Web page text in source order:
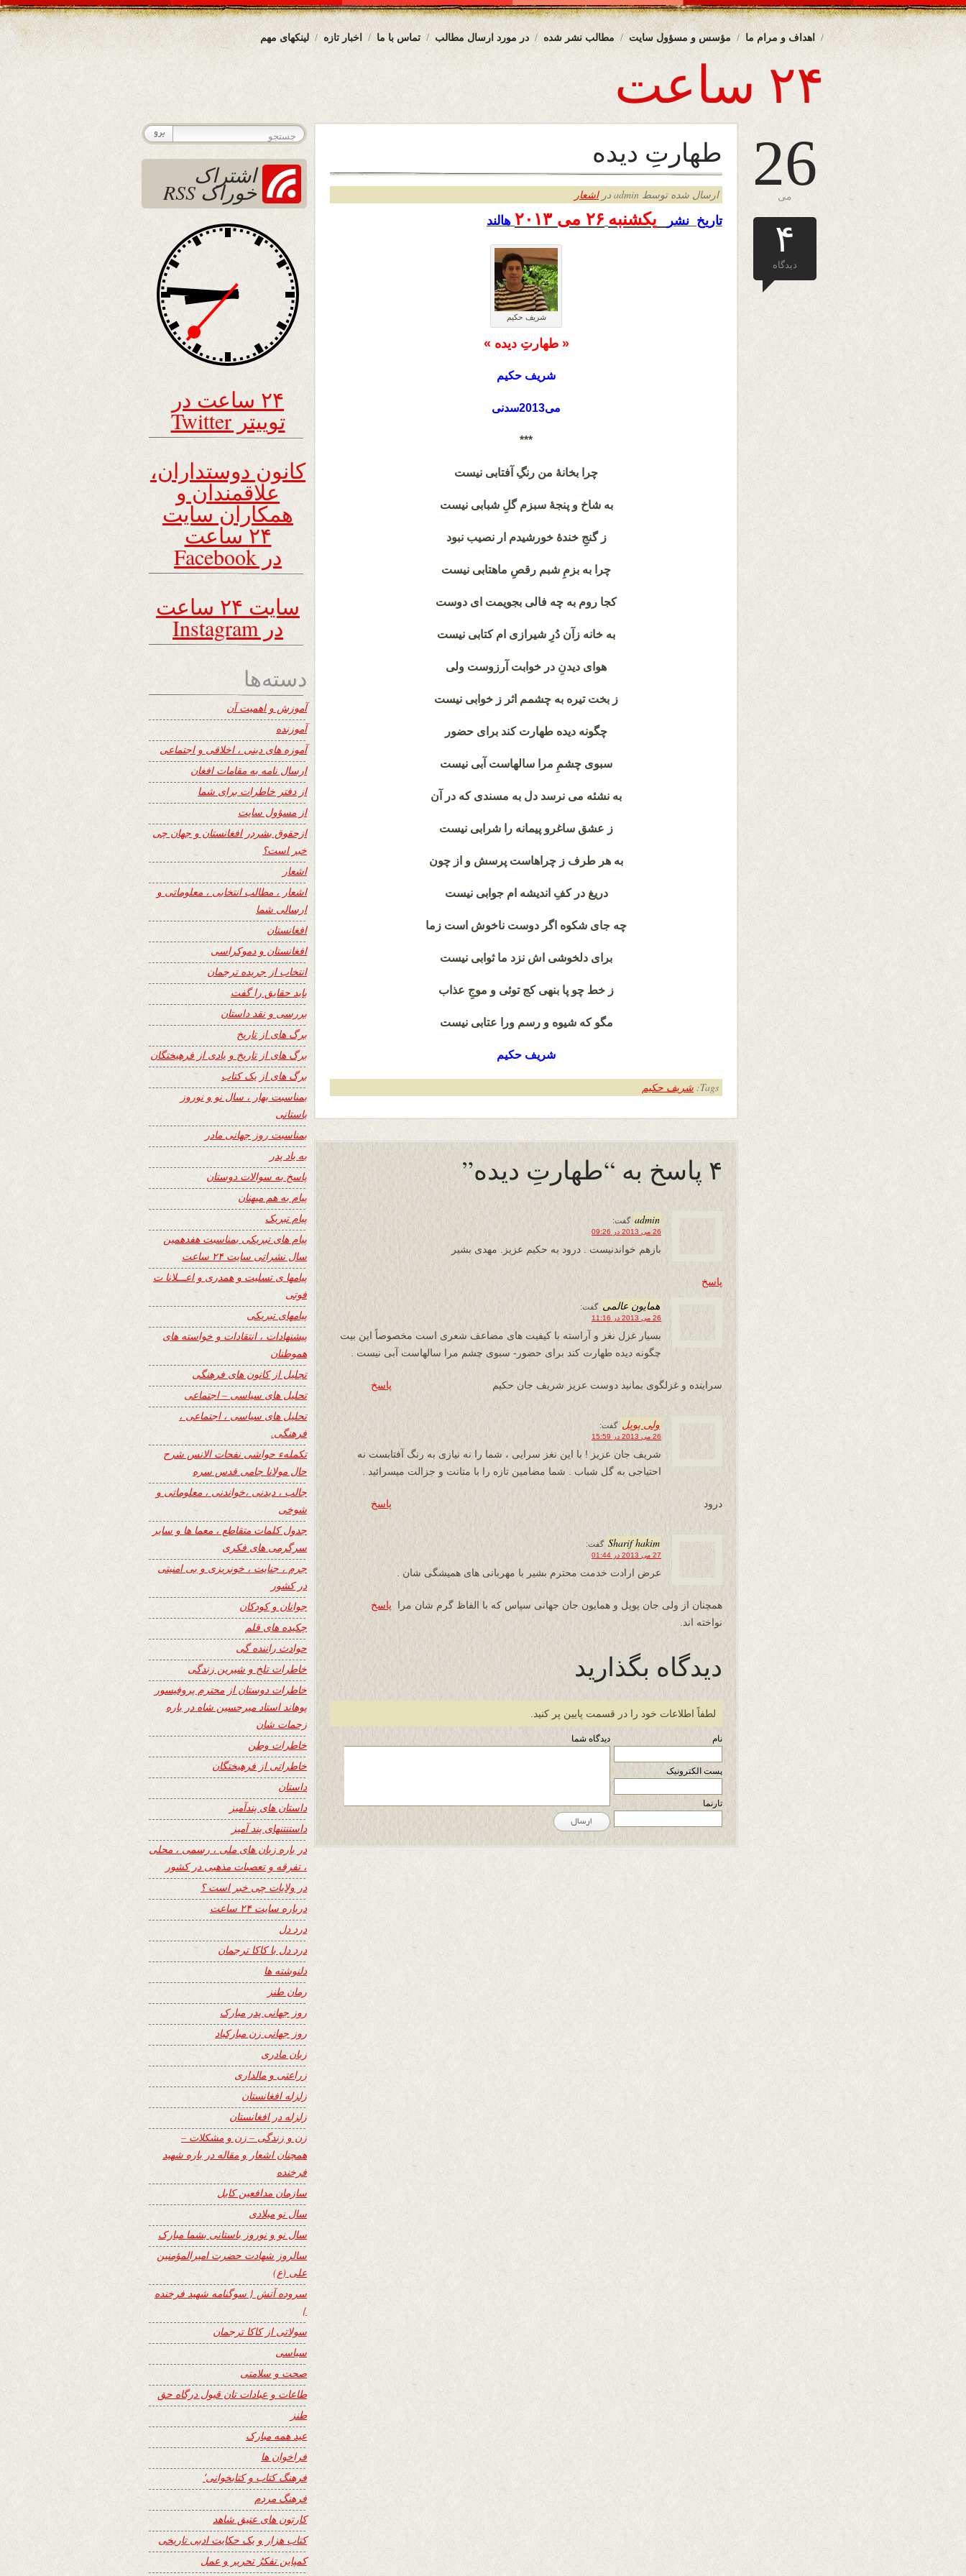
لینکهای مهم اخبار تازه تماس با ما در مورد ارسال مطالب مطالب نشر شده مؤسس و مسؤول سایت اهداف و مرام ما
۲۴ ساعت
26
می
۴
دیدگاه
طهارتِ دیده
ارسال شده توسط admin در اشعار
تاریخ نشر یکشنبه ۲۶ می ۲۰۱۳ هالند
شریف حکیم
« طهارتِ دیده »
شریف حکیم
می2013سدنی
***
چرا بخانۀ من رنگِ آفتابی نیست
به شاخ و پنجۀ سبزم گلِ شبابی نیست
ز گنجِ خندۀ خورشیدم ار نصیب نبود
چرا به بزمِ شبم رقصِ ماهتابی نیست
کجا روم به چه فالی بجویمت ای دوست
به خانه زآن دُرِ شیرازی ام کتابی نیست
هوای دیدنِ در خوابت آرزوست ولی
ز بخت تیره به چشمم اثر ز خوابی نیست
چگونه دیده طهارت کند برای حضور
سبوی چشمِ مرا سالهاست آبی نیست
به نشئه می نرسد دل به مسندی که در آن
ز عشق ساغرو پیمانه را شرابی نیست
به هر طرف ز چراهاست پرسش و از چون
دریغ در کفِ اندیشه ام جوابی نیست
چه جای شکوه اگر دوست ناخوش است زما
برای دلخوشی اش نزد ما ثوابی نیست
ز خط چو پا بنهی کج توئی و موجِ عذاب
مگو که شیوه و رسم ورا عتابی نیست
شریف حکیم
Tags: شریف حکیم
۴ پاسخ به “طهارتِ دیده”
admin گفت:
26 می 2013 در 09:26
بازهم خواندنیست . درود به حکیم عزیز. مهدی بشیر
پاسخ
همایون عالمی گفت:
26 می 2013 در 11:16
بسیار غزل نغز و آراسته با کیفیت های مضاعف شعری است مخصوصاً این بیت
چگونه دیده طهارت کند برای حضور- سبوی چشم مرا سالهاست آبی نیست .
سراینده و غزلگوی بمانید دوست عزیز شریف جان حکیم پاسخ
ولی پوپل گفت:
26 می 2013 در 15:59
شریف جان عزیز ! با این نغز سرایی ، شما را نه نیازی به رنگ آفتابست نه
احتیاجی به گل شباب . شما مضامین تازه را با متانت و جزالت میسرائید .
درود پاسخ
Sharif hakim گفت:
27 می 2013 در 01:44
عرض ارادت خدمت محترم بشير با مهربانى هاى هميشگى شان .
همچنان از ولى جان پوپل و همايون جان جهانى سپاس كه با الفاظ گرم شان مرا
نواخته اند.
پاسخ
دیدگاه بگذارید
لطفاً اطلاعات خود را در قسمت پایین پر کنید.
نام
پست الکترونیک
تارنما
دیدگاه شما
اشتراک
خوراک RSS
۲۴ ساعت در
توییتر Twitter
کانون دوستداران،
علاقمندان و
همکاران سایت
۲۴ ساعت
در Facebook
سایت ۲۴ ساعت
در Instagram
دسته‌ها
آموزش و اهمیت آن
آموزنده
آموزه های دینی ، اخلاقی و اجتماعی
ارسال نامه به مقامات افغان
از دفتر خاطرات برای شما
از مسؤول سایت
ازحقوق بشردر افغانستان و جهان چی
خبر است؟
اشعار
اشعار ، مطالب انتخابی ، معلوماتی و
ارسالی شما
افغانستان
افغانستان و دموکراسی
انتخاب از جریده ترجمان
باید حقایق را گفت
بررسی و نقد داستان
برگ های از تاریخ
برگ های از تاریخ و یادی از فرهیختگان
برگ های از یک کتاب
بمناسبت بهار ، سال نو و نوروز
باستانی
بمناسبت روز جهانی مادر
به یاد پدر
پاسخ به سوالات دوستان
پیام به هم میهنان
پیام تبریک
پیام های تبریکی بمناسبت هفدهمین
سال نشراتی سایت ۲۴ ساعت
پیامها ی تسلیت و همدری و اعـــلانا ت
فوتی
پیامهای تبریکی
پیشنهادات ، انتقادات و خواسته های
هموطنان
تجلیل از کانون های فرهنگی
تحلیل های سیاسی – اجتماعی
تحلیل های سیاسی ، اجتماعی ،
فرهنگی.
تکملهء حواشی نفحات الانس شرح
حال مولانا جامی قدس سره
جالب ، دیدنی ،خواندنی ، معلوماتی و
شوخی
جدول کلمات متقاطع ، معما ها و سایر
سرگرمی های فکری
جرم ، جنایت ، خونریزی و بی امنیتی
در کشور
جوانان و کودکان
چکیده های قلم
حوادث راننده گی
خاطرات تلخ و شیرین زندگی
خاطرات دوستان از محترم پروفیسور
پوهاند استاد میرحسین شاه در باره
زحمات شان
خاطرات وطن
خاطراتی از فرهیختگان
داستان
داستان های پندآمیز
داستنتنهای پند آمیز
در باره زبان های ملی ، رسمی ، محلی
، تفرقه و تعصبات مذهبی در کشور
در ولایات چی خبر است ؟
درباره سایت ۲۴ ساعت
درد دل
درد دل با کاکا ترجمان
دلنوشته ها
رمان طنز
روز جهانی پدر مبارک
روز جهانی زن مبارکباد
زبان مادری
زراعتی و مالداری
زلزله افغانستان
زلزله در افغانستان
زن و زندگی – زن و مشکلات –
همچنان اشعار و مقاله در باره شهید
فرخنده
سازمان مدافعین کابل
سال نو میلادی
سال نو و نوروز باستانی بشما مبارک
سالروز شهادت حضرت امیرالمؤمنین
علی (ع)
سروده آتش { سوگنامه شهید فرخنده
}
سولاتی از کاکا ترجمان
سیاسی
صحت و سلامتی
طاعات و عبادات تان قبول درگاه حق
طنز
عید همه مبارک
فراخوان ها
فرهنگ کتاب و کتابخوانی٬
فرهنگ مردم
کارتون های عتیق شاهد
کتاب هزار و یک حکایت ادبی تاریخی
کمپاین تفکرُ تحریر و عمل